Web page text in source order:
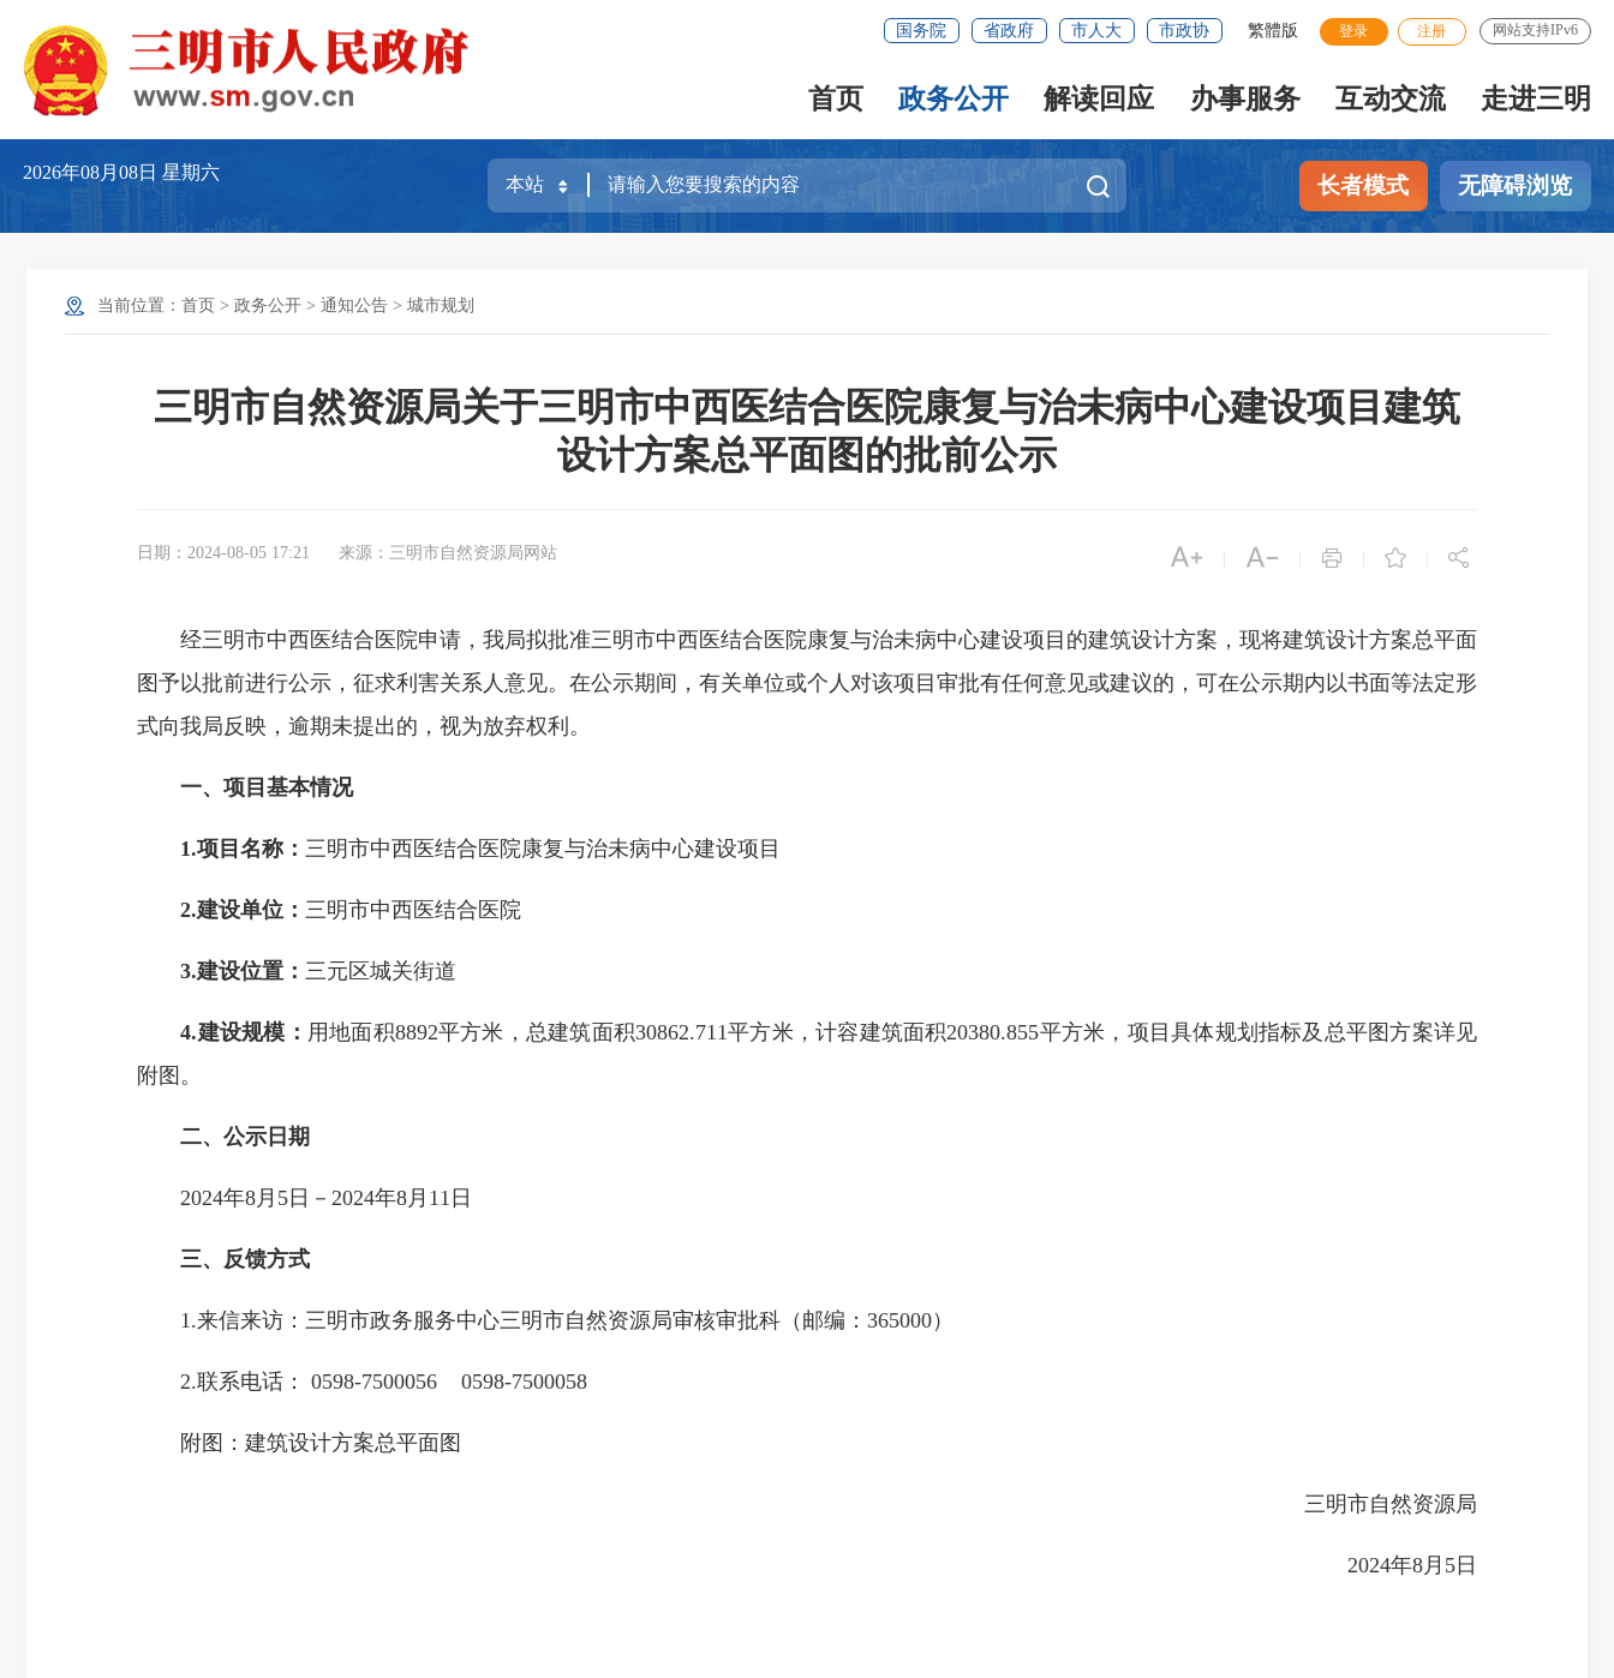
国务院 省政府 市人大 市政协 繁體版 登录 注册 网站支持IPv6
首页 政务公开 解读回应 办事服务 互动交流 走进三明
2026年08月08日星期六
长者模式 无障碍浏览
当前位置： 首页 > 政务公开 > 通知公告 > 城市规划
三明市自然资源局关于三明市中西医结合医院康复与治未病中心建设项目建筑
设计方案总平面图的批前公示
日期：2024-08-05 17:21 来源：三明市自然资源局网站     
经三明市中西医结合医院申请，我局拟批准三明市中西医结合医院康复与治未病中心建设项目的建筑设计方案，现将建筑设计方案总平面
图予以批前进行公示，征求利害关系人意见。在公示期间，有关单位或个人对该项目审批有任何意见或建议的，可在公示期内以书面等法定形
式向我局反映，逾期未提出的，视为放弃权利。
一、项目基本情况
1.项目名称： 三明市中西医结合医院康复与治未病中心建设项目
2.建设单位： 三明市中西医结合医院
3.建设位置： 三元区城关街道
4.建设规模 ： 用地面积8892平方米，总建筑面积30862.711平方米，计容建筑面积20380.855平方米，项目具体规划指标及总平图方案详见
附图。
二、公示日期
2024年8月5日－2024年8月11日
三、反馈方式
1.来信来访：三明市政务服务中心三明市自然资源局审核审批科（邮编：365000）
2.联系电话： 0598-7500056 0598-7500058
附图：建筑设计方案总平面图
三明市自然资源局
2024年8月5日